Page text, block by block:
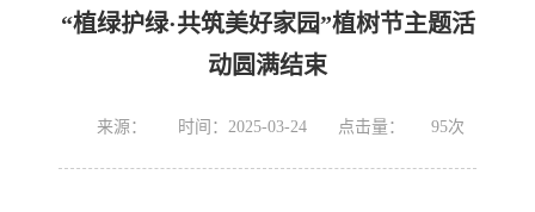
“植绿护绿·共筑美好家园”植树节主题活
动圆满结束​
来源： 时间：2025-03-24 点击量： 95次